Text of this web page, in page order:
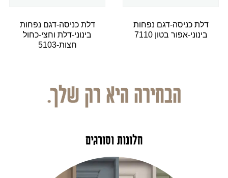
דלת כניסה-דגם נפחות
בינוני-אפור בטון 7110
דלת כניסה-דגם נפחות
בינוני-דלת וחצי-כחול
חצות-5103
הבחירה היא רק שלך.
חלונות וסורגים